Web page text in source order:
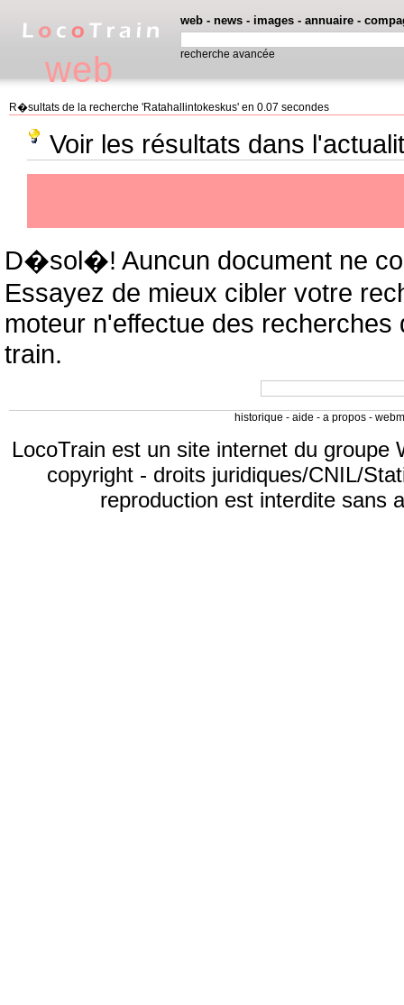
web
web - news - images - annuaire -
recherche avancée
R�sultats de la recherche 'Ratahallintokeskus' en 0.07 secondes
Voir les résultats dans
D�sol�! Auncun document ne
Essayez de mieux cibler votre
moteur n'effectue des recherches
train.
historique - aide - a propos-
LocoTrain est un site internet du groupe
copyright- droits juridiques/CNIL/
reproduction est interdite sans